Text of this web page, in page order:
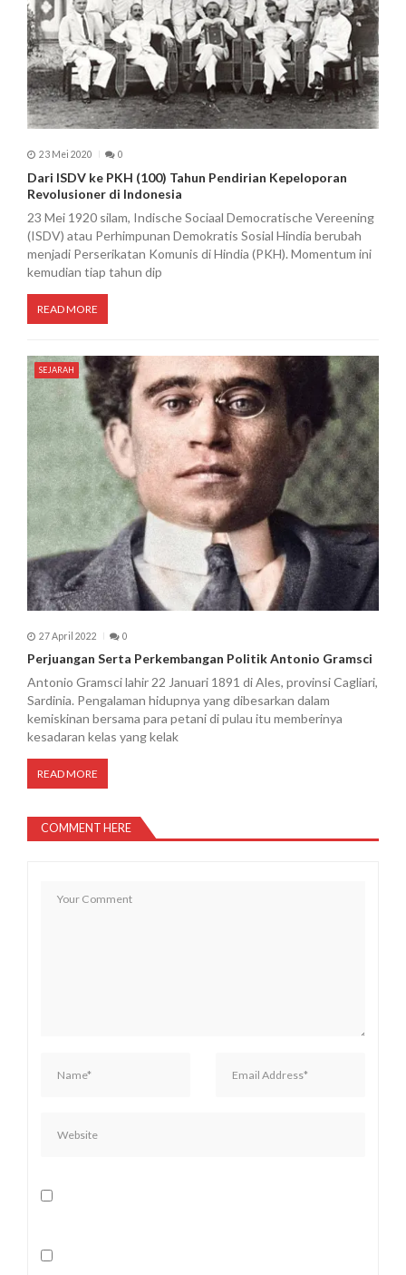
23 Mei 2020 0
Dari ISDV ke PKH (100) Tahun Pendirian Kepeloporan
Revolusioner di Indonesia
23 Mei 1920 silam, Indische Sociaal Democratische Vereening
(ISDV) atau Perhimpunan Demokratis Sosial Hindia berubah
menjadi Perserikatan Komunis di Hindia (PKH). Momentum ini
kemudian tiap tahun dip
READ MORE
SEJARAH
27 April 2022 0
Perjuangan Serta Perkembangan Politik Antonio Gramsci
Antonio Gramsci lahir 22 Januari 1891 di Ales, provinsi Cagliari,
Sardinia. Pengalaman hidupnya yang dibesarkan dalam
kemiskinan bersama para petani di pulau itu memberinya
kesadaran kelas yang kelak
READ MORE
COMMENT HERE